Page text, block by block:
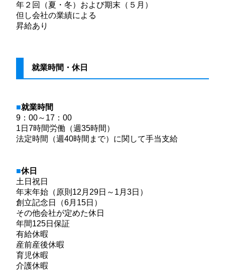
年２回（夏・冬）および期末（５月）
但し会社の業績による
昇給あり
就業時間・休日
就業時間
9：00～17：00
1日7時間労働（週35時間）
法定時間（週40時間まで）に関して手当支給
休日
土日祝日
年末年始（原則12月29日～1月3日）
創立記念日（6月15日）
その他会社が定めた休日
年間125日保証
有給休暇
産前産後休暇
育児休暇
介護休暇